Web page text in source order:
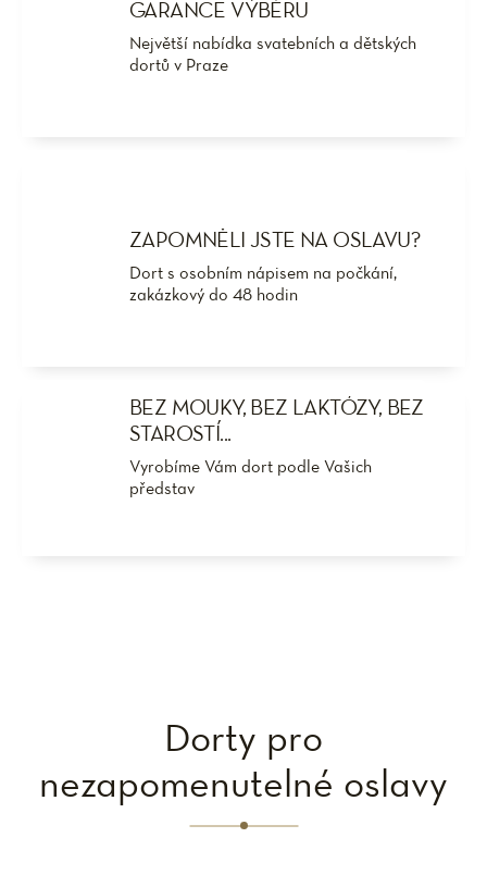
GARANCE VÝBĚRU
Největší nabídka svatebních a dětských
dortů v Praze
ZAPOMNĚLI JSTE NA OSLAVU?
Dort s osobním nápisem na počkání,
zakázkový do 48 hodin
BEZ MOUKY, BEZ LAKTÓZY, BEZ
STAROSTÍ...
Vyrobíme Vám dort podle Vašich
představ
Dorty pro
nezapomenutelné oslavy